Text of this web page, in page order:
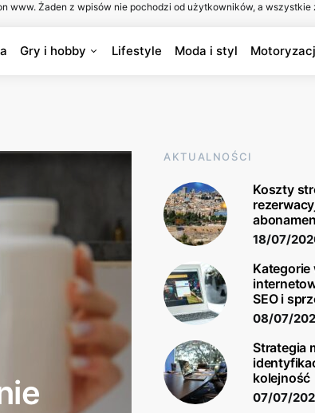
www. Żaden z wpisów nie pochodzi od użytkowników, a wszystkie
Gry i hobby Lifestyle Moda i styl
AKTUALNOŚCI
Koszty
18/07/
Kategorie
SEO i
08/07/
Strategia
kolejność
07/07/